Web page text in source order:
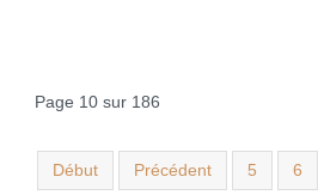
Page 10 sur 186
Début Précédent 5 6